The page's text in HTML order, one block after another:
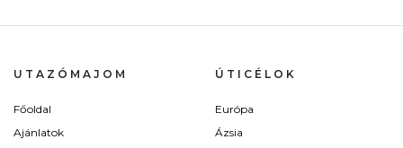
UTAZÓMAJOM
Főoldal
Ajánlatok
ÚTICÉLOK
Európa
Ázsia